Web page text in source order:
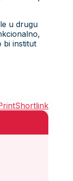
u drugu
bi institut
Shortlink